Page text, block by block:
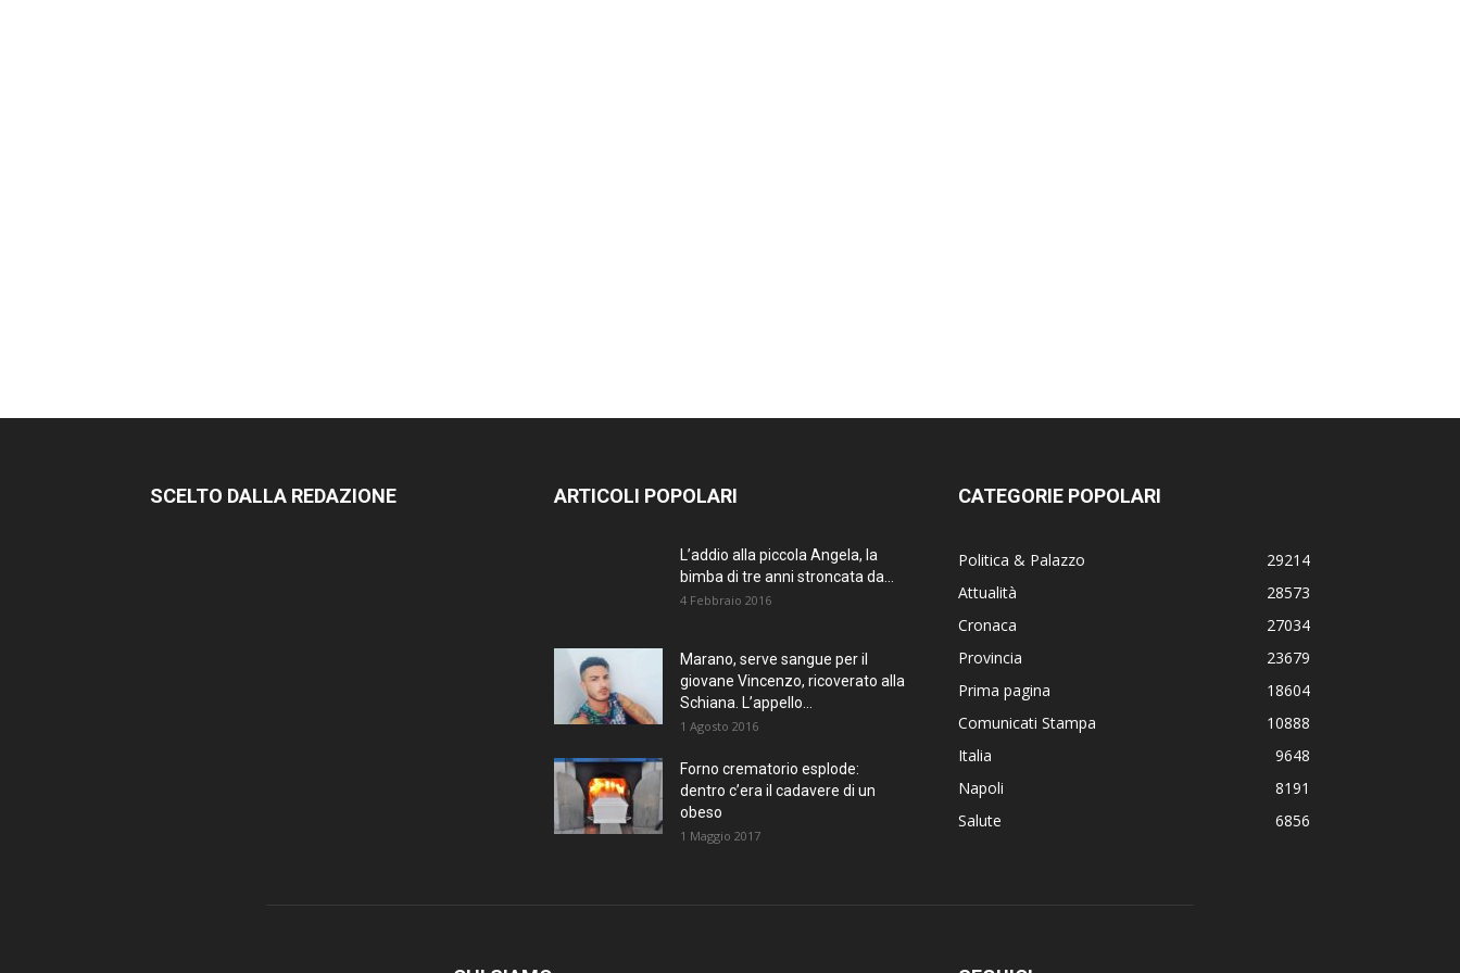
SCELTO DALLA REDAZIONE ARTICOLI POPOLARI
L’addio alla piccola Angela, la
bimba di tre anni stroncata da...
4 Febbraio 2016
Marano, serve sangue per il
giovane Vincenzo, ricoverato alla
Schiana. L’appello...
1 Agosto 2016
Forno crematorio esplode:
dentro c’era il cadavere di un
obeso
1 Maggio 2017
CATEGORIE POPOLARI
Politica & Palazzo
29214
Attualità
28573
Cronaca
27034
Provincia
23679
Prima pagina
18604
Comunicati Stampa
10888
Italia
9648
Napoli
8191
Salute
6856